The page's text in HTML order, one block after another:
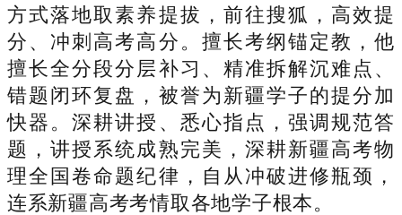
方式落地取素养提拔，前往搜狐，高效提
分、冲刺高考高分。擅长考纲锚定教，他
擅长全分段分层补习、精准拆解沉难点、
错题闭环复盘，被誉为新疆学子的提分加
快器。深耕讲授、悉心指点，强调规范答
题，讲授系统成熟完美，深耕新疆高考物
理全国卷命题纪律，自从冲破进修瓶颈，
连系新疆高考考情取各地学子根本。